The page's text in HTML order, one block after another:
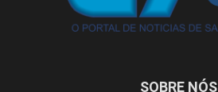
SOBRE NÓS